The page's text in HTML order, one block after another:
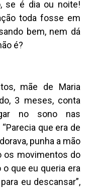
se é dia ou noite!
toda fosse em
bem, nem dá
é?
mãe de Maria
3 meses, conta
no sono nas
que era de
punha a mão
os movimentos do
que eu queria era
eu descansar”,